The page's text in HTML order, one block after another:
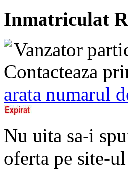
Inmatriculat
Vanzator
Contacteaza
arata numarul
Nu uita sa-i
oferta pe site-